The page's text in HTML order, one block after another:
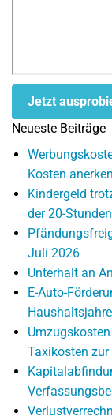
Jetzt
Neueste Beiträge
Kosten
Kindergeld
der 20-
Juli 2026
Unterhalt an
E-Auto-
Taxikosten